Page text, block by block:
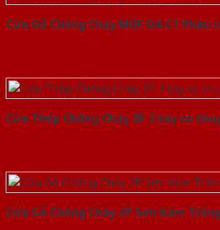
Cửa Gỗ Chống Cháy MDF O4-C1 Phào
Cửa Thép Chống Cháy 2P 2 tay co
Cửa Gỗ Chống Cháy 2P Sơn Xám